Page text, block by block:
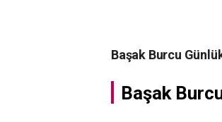
Başak Burcu
Başak